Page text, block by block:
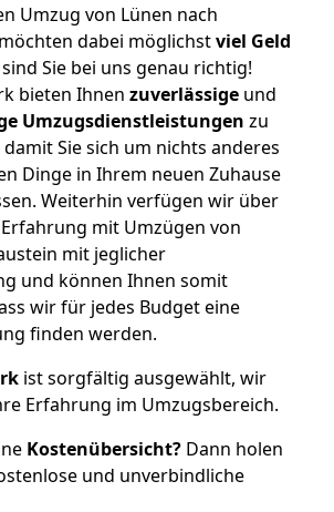
Umzug von Lünen nach
dabei möglichstviel Geld
Sie bei uns genau richtig!
bieten Ihnen zuverlässige und
Umzugsdienstleistungen zu
Sie sich um nichts anderes
Dinge in Ihrem neuen Zuhause
Weiterhin verfügen wir über
mit Umzügen von
mit jeglicher
und können Ihnen somit
wir für jedes Budget eine
finden werden.
ist sorgfältig ausgewählt, wir
Erfahrung im Umzugsbereich.
Kostenübersicht? Dann holen
und unverbindliche